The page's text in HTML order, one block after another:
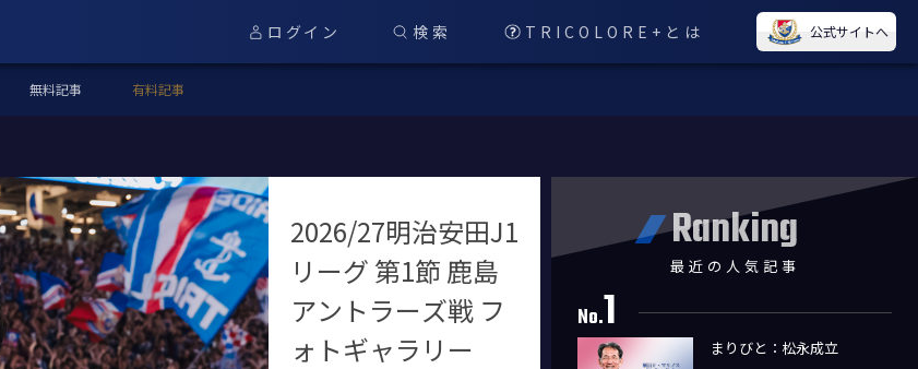
ログイン 検索 TRICOLORE+とは 公式サイトへ
無料記事 有料記事
2026/27明治安田J1
リーグ 第1節 鹿島
アントラーズ戦 フ
ォトギャラリー
Ranking
最近の人気記事
No.1
まりびと：松永成立